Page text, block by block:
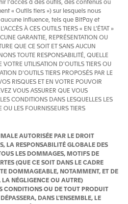
l'accès à des outils, des contenus ou
« Outils tiers ») sur lesquels nous
influence, tels que BitPay et
À CES OUTILS TIERS « EN L’ÉTAT »
GARANTIE, REPRÉSENTATION OU
QUE CE SOIT ET SANS AUCUN
TOUTE RESPONSABILITÉ, QUELLE
VOTRE UTILISATION D'OUTILS TIERS OU
D'OUTILS TIERS PROPOSÉS PAR LE
RISQUES ET EN VOTRE POUVOIR
VOUS ASSURER QUE VOUS
CONDITIONS DANS LESQUELLES LES
OU LES FOURNISSEURS TIERS
AUTORISÉE PAR LE DROIT
LA RESPONSABILITÉ GLOBALE DES
LES DOMMAGES, MOTIFS DE
(QUE CE SOIT DANS LE CADRE
DOMMAGEABLE, NOTAMMENT, ET DE
NÉGLIGENCE OU AUTRE)
CONDITIONS OU DE TOUT PRODUIT
DANS L'ENSEMBLE, LE